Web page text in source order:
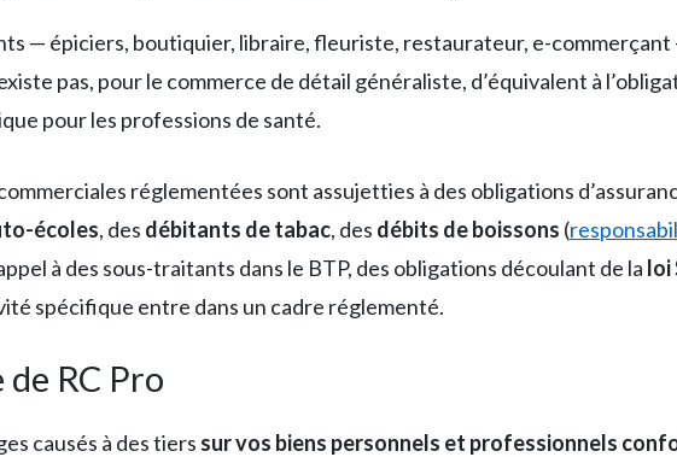
— épiciers, boutiquier, libraire, fleuriste, restaurateur, e-commerçant
pas, pour le commerce de détail généraliste, d’équivalent à
pour les professions de santé.
réglementées sont assujetties à des obligations
écoles, des débitants de tabac, des débits de boissons (
à des sous-traitants dans le BTP, des obligations découlant de la loi
spécifique entre dans un cadre réglementé.
de RC Pro
causés à des tiers sur vos biens personnels et professionnels